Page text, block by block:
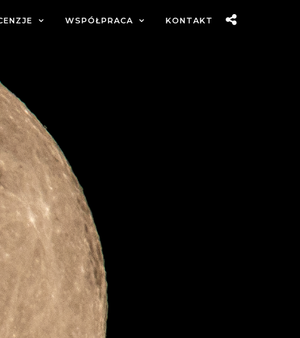
WSPÓŁPRACA KONTAKT